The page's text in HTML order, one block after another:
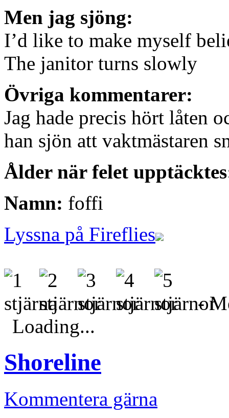
Men jag sjöng:
I’d like to make myself
The janitor turns slowly
Övriga kommentarer:
Jag hade precis hört låten
han sjön att vaktmästaren
Ålder när felet
Namn: foffi
Lyssna på Fireflies
-
Loading...
Shoreline
Kommentera gärna